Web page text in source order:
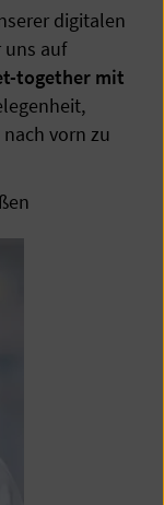
digitalen
auf
together mit
vorn zu